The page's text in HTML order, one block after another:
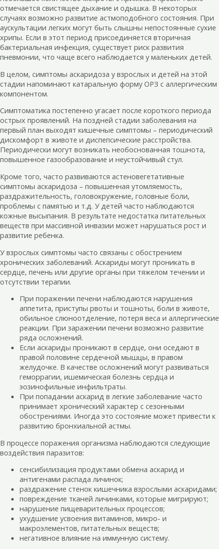
отмечается свистящее дыхание и одышка. В некоторых
случаях возможно развитие астмоподобного состояния. При
аускультации легких могут быть слышны непостоянные сухие
хрипы. Если в этот период присоединяется вторичная
бактериальная инфекция, существует риск развития
пневмонии, что чаще всего наблюдается у маленьких детей.
В целом, симптомы аскаридоза у взрослых и детей на этой
стадии напоминают катаральную форму ОРЗ с аллергическим
компонентом.
Симптоматика постепенно угасает после короткого периода
острых проявлений. На поздней стадии заболевания на
первый план выходят кишечные симптомы – периодический
дискомфорт в животе и диспепсические расстройства.
Периодически могут возникать необоснованная тошнота,
повышенное газообразование и неустойчивый стул.
Кроме того, часто развиваются астеновегетативные
симптомы аскаридоза – повышенная утомляемость,
раздражительность, головокружение, головные боли,
проблемы с памятью и т.д. У детей часто наблюдаются
кожные высыпания. В результате недостатка питательных
веществ при массивной инвазии может нарушаться рост и
развитие ребенка.
У взрослых симптомы часто связаны с обострением
хронических заболеваний. Аскариды могут проникать в
сердце, печень или другие органы при тяжелом течении и
отсутствии терапии.
При поражении печени наблюдаются нарушения
аппетита, приступы рвоты и тошноты, боли в животе,
обильное слюноотделение, потеря веса и аллергические
реакции. При заражении печени возможно развитие
ряда осложнений.
Если аскариды проникают в сердце, они оседают в
правой половине сердечной мышцы, в правом
желудочке. В качестве осложнений могут развиваться
геморрагии, ишемическая болезнь сердца и
эозинофильные инфильтраты.
При попадании аскарид в легкие заболевание часто
принимает хронический характер с сезонными
обострениями. Иногда это состояние может привести к
развитию бронхиальной астмы.
В процессе поражения организма наблюдаются следующие
воздействия паразитов:
сенсибилизация продуктами обмена аскарид и
антигенами распада личинок;
раздражение стенок кишечника взрослыми аскаридами;
повреждение тканей личинками, которые мигрируют;
нарушение пищеварительных процессов;
ухудшение усвоения витаминов, микро- и
макроэлементов, питательных веществ;
негативное влияние на иммунную систему.